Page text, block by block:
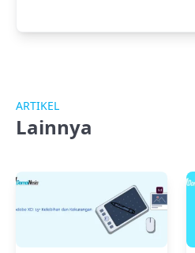
ARTIKEL
Lainnya